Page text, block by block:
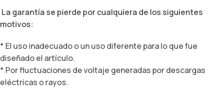
La garantía se pierde por cualquiera de los siguientes
motivos:
* El uso inadecuado o un uso diferente para lo que fue
diseñado el artículo.
* Por fluctuaciones de voltaje generadas por descargas
eléctricas o rayos.